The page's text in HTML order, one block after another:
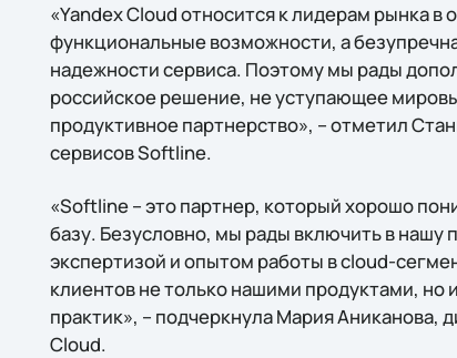
«Yandex Cloud относится к лидерам рынка
функциональные возможности, а
надежности сервиса. Поэтому мы рады
российское решение, не уступающее
продуктивное партнерство», – отметил
сервисов Softline.
«Softline – это партнер, который хорошо
базу. Безусловно, мы рады включить в
экспертизой и опытом работы в cloud-
клиентов не только нашими продуктами,
практик», – подчеркнула Мария Аниканова,
Cloud.